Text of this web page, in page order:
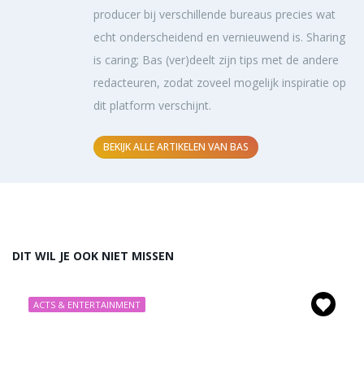
producer bij verschillende bureaus precies wat
echt onderscheidend en vernieuwend is. Sharing
is caring; Bas (ver)deelt zijn tips met de andere
redacteuren, zodat zoveel mogelijk inspiratie op
dit platform verschijnt.
BEKIJK ALLE ARTIKELEN VAN BAS
DIT WIL JE OOK NIET MISSEN
ACTS & ENTERTAINMENT